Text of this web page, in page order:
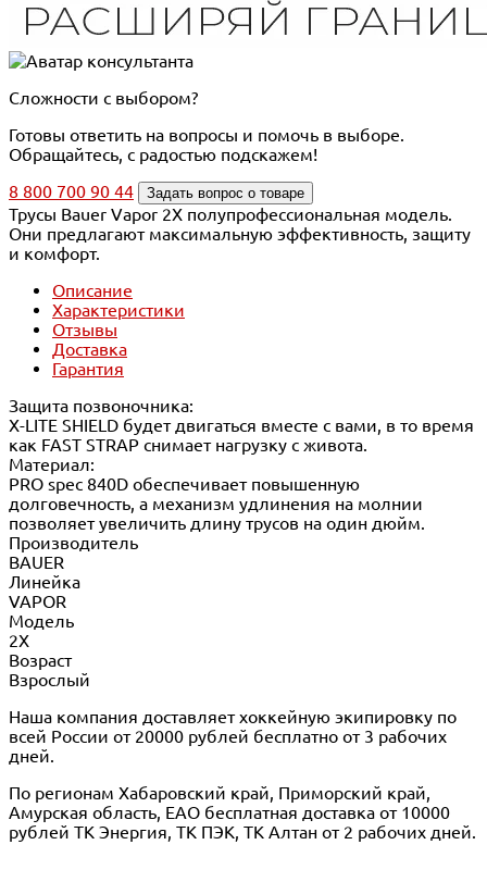
Сложности с выбором?
Готовы ответить на вопросы и помочь в выборе.
Обращайтесь, с радостью подскажем!
8 800 700 90 44
Задать вопрос о товаре
Трусы Bauer Vapor 2X полупрофессиональная модель.
Они предлагают максимальную эффективность, защиту
и комфорт.
Описание
Характеристики
Отзывы
Доставка
Гарантия
Защита позвоночника:
X-LITE SHIELD будет двигаться вместе с вами, в то время
как FAST STRAP снимает нагрузку с живота.
Материал:
PRO spec 840D обеспечивает повышенную
долговечность, а механизм удлинения на молнии
позволяет увеличить длину трусов на один дюйм.
Производитель
BAUER
Линейка
VAPOR
Модель
2X
Возраст
Взрослый
Наша компания доставляет хоккейную экипировку по
всей России от 20000 рублей бесплатно от 3 рабочих
дней.
По регионам Хабаровский край, Приморский край,
Амурская область, ЕАО бесплатная доставка от 10000
рублей ТК Энергия, ТК ПЭК, ТК Алтан от 2 рабочих дней.